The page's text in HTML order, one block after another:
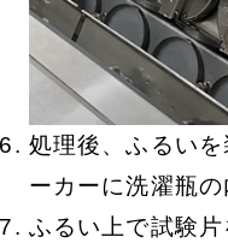
処理後、ふるい
ーカーに洗濯瓶の
ふるい上で試験